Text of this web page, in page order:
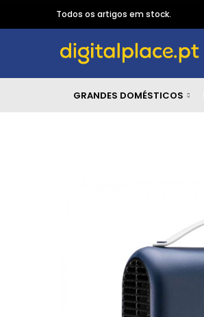
Todos os artigos em stock.
GRANDES DOMÉSTICOS